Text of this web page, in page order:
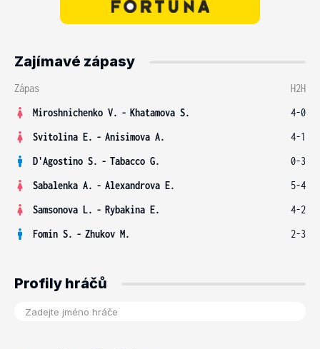
Zajímavé zápasy
Zápas
H2H
Miroshnichenko V. - Khatamova S.
4-0
Svitolina E. - Anisimova A.
4-1
D'Agostino S. - Tabacco G.
0-3
Sabalenka A. - Alexandrova E.
5-4
Samsonova L. - Rybakina E.
4-2
Fomin S. - Zhukov M. 2-3
Profily hráčů